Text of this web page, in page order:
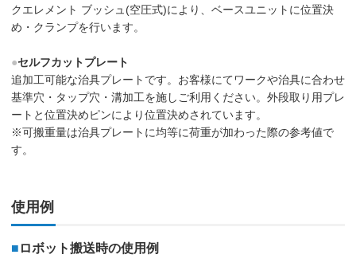
クエレメント ブッシュ(空圧式)により、ベースユニットに位置決
め・クランプを行います。
●セルフカットプレート
追加工可能な治具プレートです。お客様にてワークや治具に合わせ
基準穴・タップ穴・溝加工を施しご利用ください。外段取り用プレ
ートと位置決めピンにより位置決めされています。
※可搬重量は治具プレートに均等に荷重が加わった際の参考値で
す。
使用例
■ ロボット搬送時の使用例